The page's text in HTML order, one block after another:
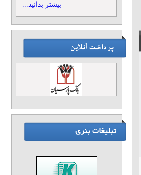
بیشتر بدانید...